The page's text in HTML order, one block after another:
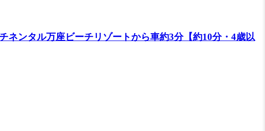
ンタル万座ビーチリゾートから車約3分【約10分・4歳以